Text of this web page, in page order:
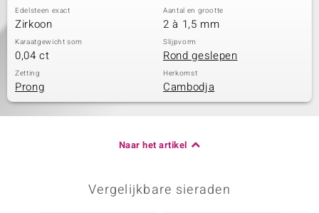
Edelsteen exact
Zirkoon
Aantal en grootte
2 à 1,5 mm
Karaatgewicht som
0,04 ct
Slijpvorm
Rond geslepen
Zetting
Prong
Herkomst
Cambodja
Naar het artikel
Vergelijkbare sieraden